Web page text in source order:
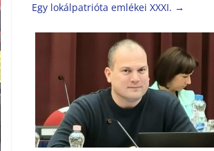
Egy lokálpatrióta emlékei XXXI. →